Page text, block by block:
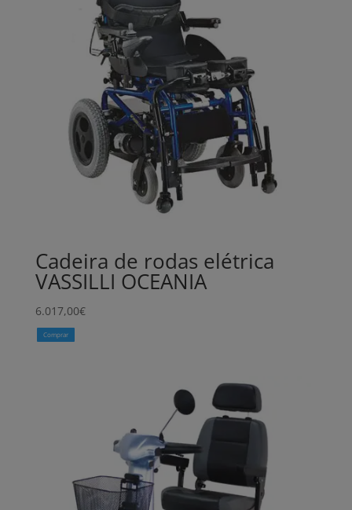
Cadeira de rodas elétrica
VASSILLI OCEANIA
6.017,00€
Comprar